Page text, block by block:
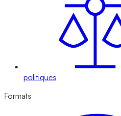
politiques
Formats